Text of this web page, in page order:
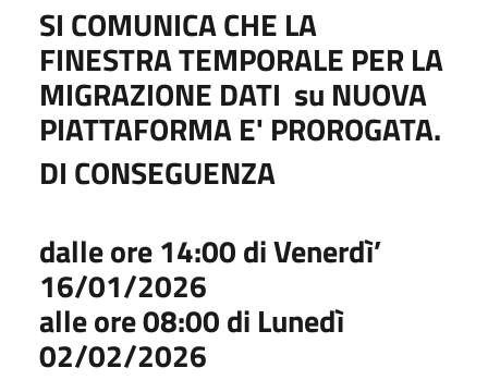
SI COMUNICA CHE LA
FINESTRA TEMPORALE PER LA
MIGRAZIONE DATI su NUOVA
PIATTAFORMA E' PROROGATA.
DI CONSEGUENZA
dalle ore 14:00 di Venerdì’
16/01/2026
alle ore 08:00 di Lunedì
02/02/2026